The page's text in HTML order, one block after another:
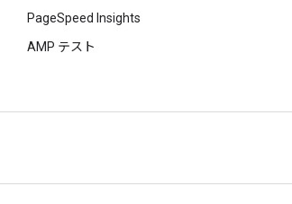
PageSpeed Insights
AMP テスト